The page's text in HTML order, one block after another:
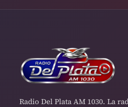
Radio Del Plata AM 1030. La